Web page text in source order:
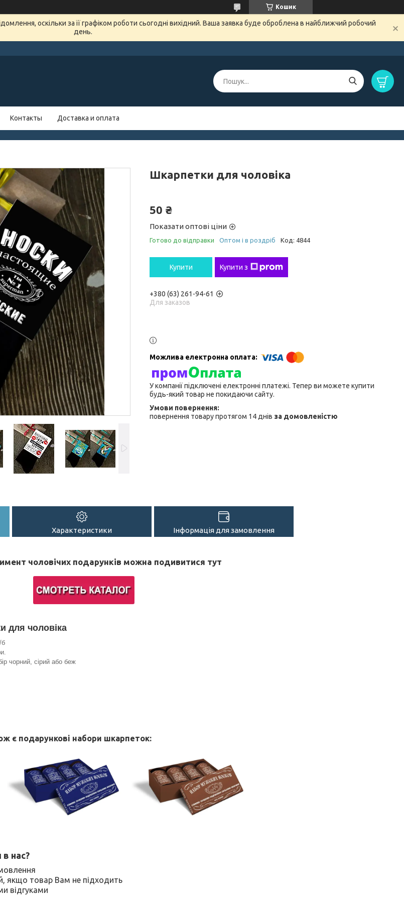
Кошик
оскільки за її графіком роботи сьогодні вихідний. Ваша заявка буде оброблена в найближчий робочий
день.
Контакты Доставка и оплата
Шкарпетки для чоловіка
50 ₴
Показати оптові ціни
Готово до відправки Оптом і в роздріб Код: 4844
Купити Купити з
+380 (63) 261-94-61
Для заказов
У компанії підключені електронні платежі. Тепер ви можете купити
будь-який товар не покидаючи сайту.
повернення товару протягом 14 днів за домовленістю
Характеристики Інформація для замовлення
чоловічих подарунків можна подивитися тут
для чоловіка
б
чорний, сірий або беж
є подарункові набори шкарпеток:
нас?
якщо товар Вам не підходить
відгуками